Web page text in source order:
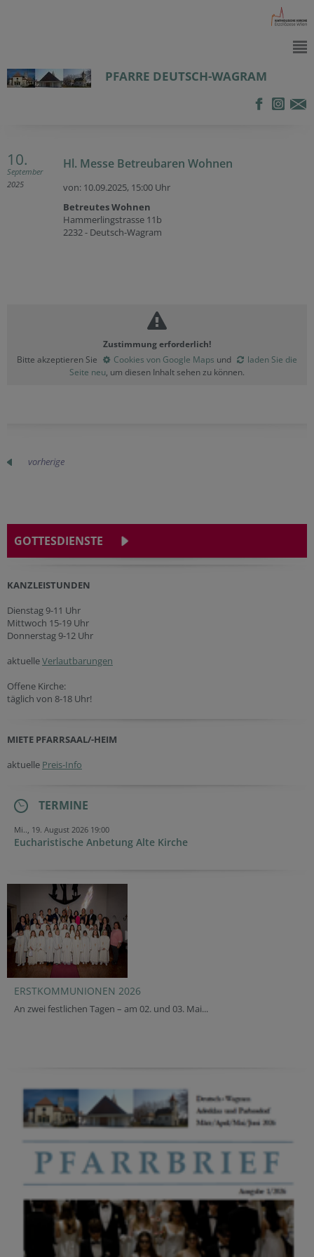
PFARRE DEUTSCH-WAGRAM
10.
September
2025
Hl. Messe Betreubaren Wohnen
von: 10.09.2025, 15:00 Uhr
Betreutes Wohnen
Hammerlingstrasse 11b
2232 - Deutsch-Wagram
Zustimmung erforderlich!
Bitte akzeptieren Sie
Cookies von Google Maps und
laden Sie die
Seite neu, um diesen Inhalt sehen zu können.
vorherige
GOTTESDIENSTE
KANZLEISTUNDEN
Dienstag 9-11 Uhr
Mittwoch 15-19 Uhr
Donnerstag 9-12 Uhr
aktuelleVerlautbarungen
Offene Kirche:
täglich von 8-18 Uhr!
MIETE PFARRSAAL/-HEIM
aktuelle Preis-Info
TERMINE
Mi.., 19. August 2026 19:00
Eucharistische Anbetung Alte Kirche
ERSTKOMMUNIONEN 2026
An zwei festlichen Tagen – am 02. und 03. Mai...